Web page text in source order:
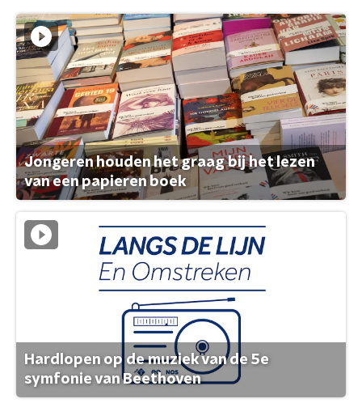
Jongeren houden het graag bij het lezen
van een papieren boek
Hardlopen op de muziek van de 5e
symfonie van Beethoven